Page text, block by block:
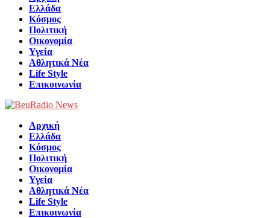
Ελλάδα
Κόσμος
Πολιτική
Οικονομία
Υγεία
Αθλητικά Νέα
Life Style
Επικοινωνία
Αρχική
Ελλάδα
Κόσμος
Πολιτική
Οικονομία
Υγεία
Αθλητικά Νέα
Life Style
Επικοινωνία